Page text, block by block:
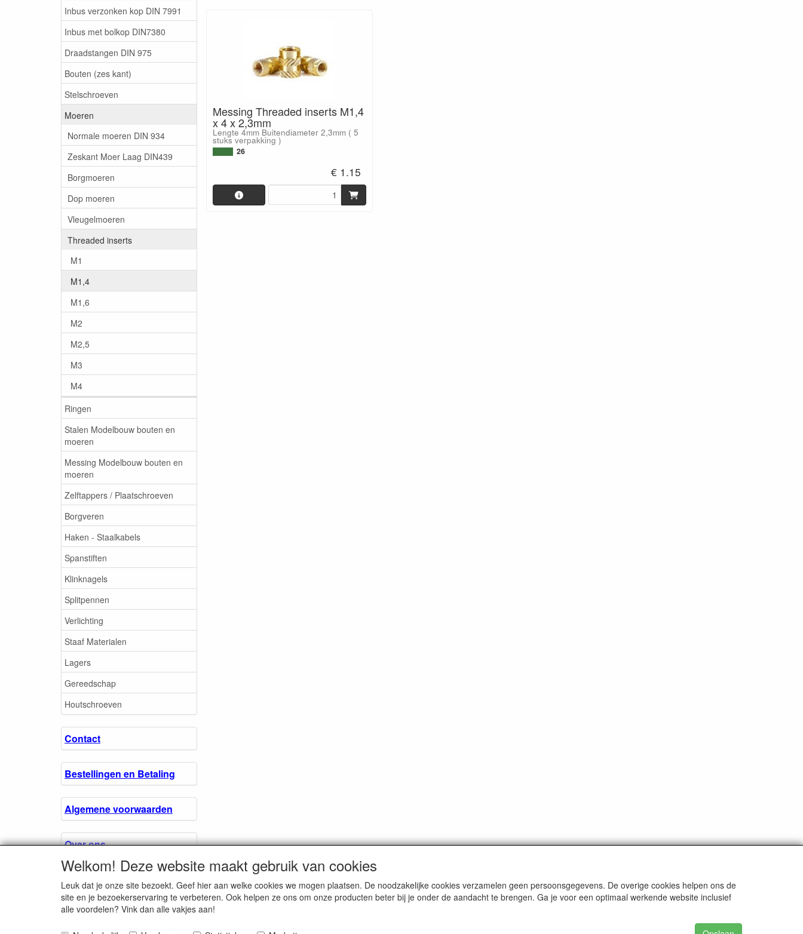
Inbus verzonken kop DIN 7991
Inbus met bolkop DIN7380
Draadstangen DIN 975
Bouten (zes kant)
Stelschroeven
Moeren
Normale moeren DIN 934
Zeskant Moer Laag DIN439
Borgmoeren
Dop moeren
Vleugelmoeren
Threaded inserts
M1
M1,4
M1,6
M2
M2,5
M3
M4
Ringen
Stalen Modelbouw bouten en
moeren
Messing Modelbouw bouten en
moeren
Zelftappers / Plaatschroeven
Borgveren
Haken - Staalkabels
Spanstiften
Klinknagels
Splitpennen
Verlichting
Staaf Materialen
Lagers
Gereedschap
Houtschroeven
Contact
Bestellingen en Betaling
Algemene voorwaarden
Over ons.
Privacyverklaring
Messing Threaded inserts M1,4
x 4 x 2,3mm
Lengte 4mm Buitendiameter 2,3mm ( 5
stuks verpakking )
26
€ 1.15
Welkom! Deze website maakt gebruik van cookies
Leuk dat je onze site bezoekt. Geef hier aan welke cookies we mogen plaatsen. De noodzakelijke cookies verzamelen geen persoonsgegevens. De overige cookies helpen ons de
site en je bezoekerservaring te verbeteren. Ook helpen ze ons om onze producten beter bij je onder de aandacht te brengen. Ga je voor een optimaal werkende website inclusief
alle voordelen? Vink dan alle vakjes aan!